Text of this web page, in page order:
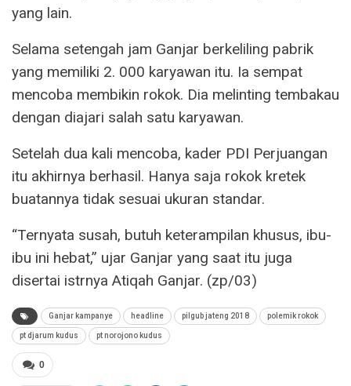
yang lain.
Selama setengah jam Ganjar berkeliling pabrik
yang memiliki 2. 000 karyawan itu. Ia sempat
mencoba membikin rokok. Dia melinting tembakau
dengan diajari salah satu karyawan.
Setelah dua kali mencoba, kader PDI Perjuangan
itu akhirnya berhasil. Hanya saja rokok kretek
buatannya tidak sesuai ukuran standar.
“Ternyata susah, butuh keterampilan khusus, ibu-
ibu ini hebat,” ujar Ganjar yang saat itu juga
disertai istrnya Atiqah Ganjar. (zp/03)
Ganjar kampanye headline pilgub jateng 2018 polemik rokok
pt djarum kudus pt norojono kudus
0